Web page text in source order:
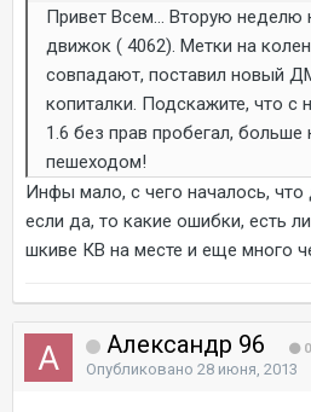
Привет Всем... Вторую неделю
движок ( 4062). Метки на
совпадают, поставил новый
копиталки. Подскажите, что с
1.6 без прав пробегал, больше
пешеходом!
Инфы мало, с чего началось, что
если да, то какие ошибки, есть
шкиве КВ на месте и еще много
Александр 96 0
Опубликовано 28 июня, 2013